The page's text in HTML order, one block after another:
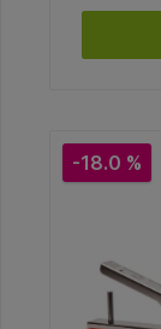
-18.0 %